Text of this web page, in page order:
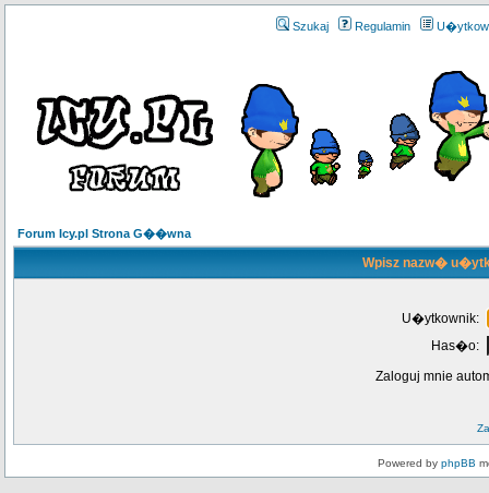
Szukaj Regulamin
Forum Icy.pl Strona G��wna
Wpisz nazw�
U�ytkownik:
Has�o:
Zaloguj mnie
Powered by phpBB